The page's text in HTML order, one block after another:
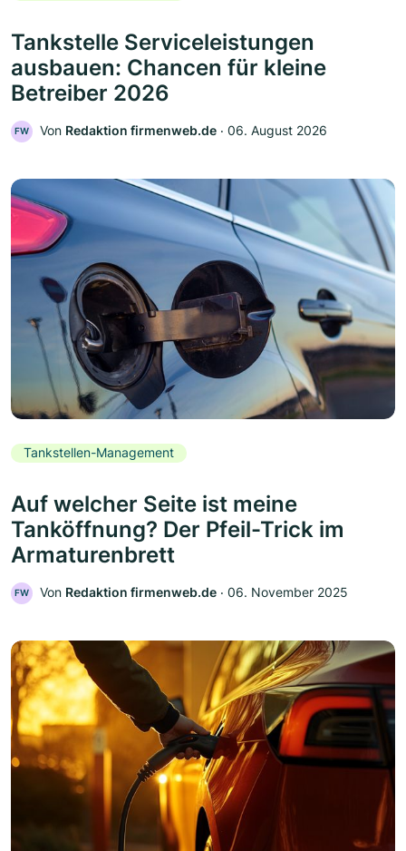
Tankstelle Serviceleistungen
ausbauen: Chancen für kleine
Betreiber 2026
FW Von Redaktion firmenweb.de ‧ 06. August 2026
Tankstellen-Management
Auf welcher Seite ist meine
Tanköffnung? Der Pfeil-Trick im
Armaturenbrett
FW Von Redaktion firmenweb.de ‧ 06. November 2025